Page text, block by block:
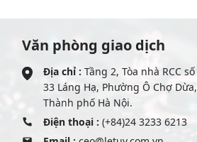
Văn phòng giao dịch
Địa chỉ : Tầng 2, Tòa nhà RCC số
33 Láng Hạ, Phường Ô Chợ Dừa,
Thành phố Hà Nội.
Điện thoại : (+84)24 3233 6213